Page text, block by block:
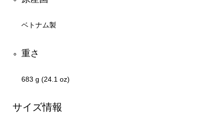
ベトナム製
重さ
683 g (24.1 oz)
サイズ情報